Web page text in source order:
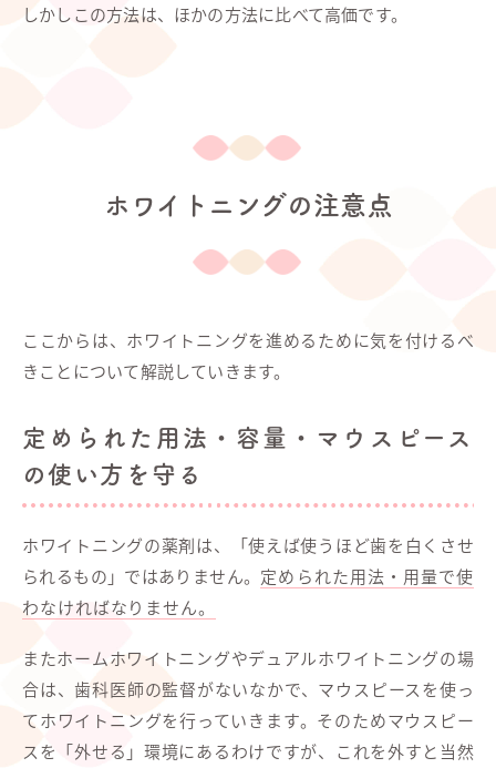
しかしこの方法は、ほかの方法に比べて高価です。
ホワイトニングの注意点
ここからは、ホワイトニングを進めるために気を付けるべ
きことについて解説していきます。
定められた用法・容量・マウスピース
の使い方を守る
ホワイトニングの薬剤は、「使えば使うほど歯を白くさせ
られるもの」ではありません。 定められた用法・用量で使
わなければなりません。
またホームホワイトニングやデュアルホワイトニングの場
合は、歯科医師の監督がないなかで、マウスピースを使っ
てホワイトニングを行っていきます。そのためマウスピー
スを「外せる」環境にあるわけですが、これを外すと当然